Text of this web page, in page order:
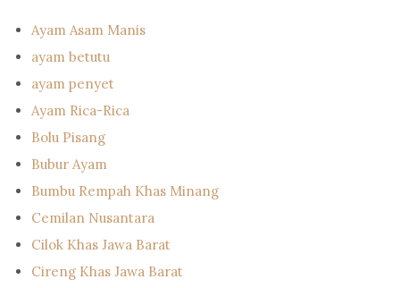
Ayam Asam Manis
ayam betutu
ayam penyet
Ayam Rica-Rica
Bolu Pisang
Bubur Ayam
Bumbu Rempah Khas Minang
Cemilan Nusantara
Cilok Khas Jawa Barat
Cireng Khas Jawa Barat